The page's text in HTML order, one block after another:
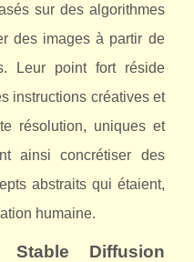
sur des algorithmes
des images à partir de
Leur point fort réside
instructions créatives et
résolution, uniques et
ainsi concrétiser des
abstraits qui étaient,
humaine.
Stable Diffusion